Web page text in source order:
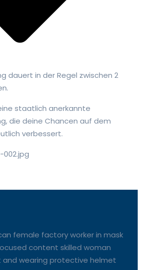
dauert in der Regel zwischen 2
staatlich anerkannte
die deine Chancen auf dem
verbessert.